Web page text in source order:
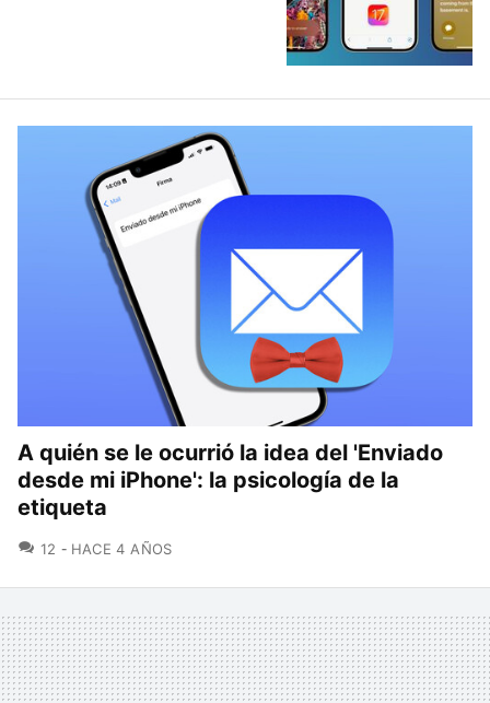
A quién se le ocurrió la idea del 'Enviado
desde mi iPhone': la psicología de la
etiqueta
12 COMENTARIOS
HACE 4 AÑOS